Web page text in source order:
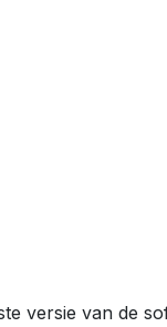
versie van de